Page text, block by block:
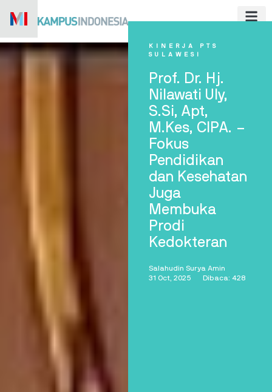
KINERJA PTS
SULAWESI
Prof. Dr. Hj.
Nilawati Uly,
S.Si, Apt,
M.Kes, CIPA. –
Fokus
Pendidikan
dan Kesehatan
Juga
Membuka
Prodi
Kedokteran
Salahudin Surya Amin
31 Oct, 2025
Dibaca: 428